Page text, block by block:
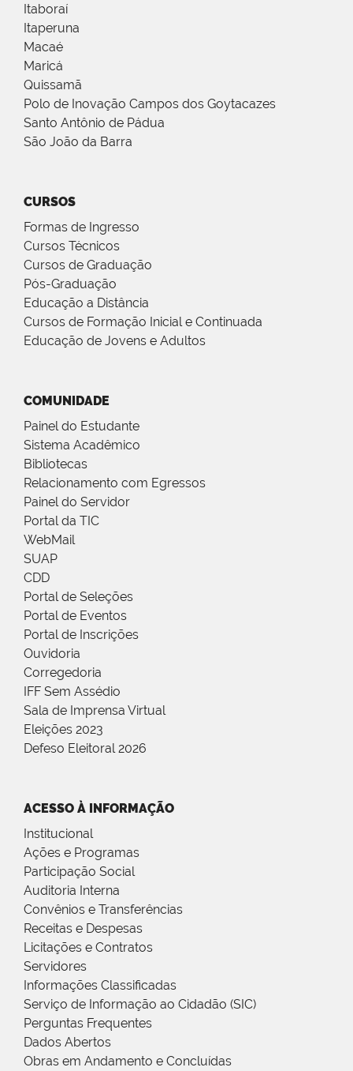
Itaboraí
Itaperuna
Macaé
Maricá
Quissamã
Polo de Inovação Campos dos Goytacazes
Santo Antônio de Pádua
São João da Barra
CURSOS
Formas de Ingresso
Cursos Técnicos
Cursos de Graduação
Pós-Graduação
Educação a Distância
Cursos de Formação Inicial e Continuada
Educação de Jovens e Adultos
COMUNIDADE
Painel do Estudante
Sistema Acadêmico
Bibliotecas
Relacionamento com Egressos
Painel do Servidor
Portal da TIC
WebMail
SUAP
CDD
Portal de Seleções
Portal de Eventos
Portal de Inscrições
Ouvidoria
Corregedoria
IFF Sem Assédio
Sala de Imprensa Virtual
Eleições 2023
Defeso Eleitoral 2026
ACESSO À INFORMAÇÃO
Institucional
Ações e Programas
Participação Social
Auditoria Interna
Convênios e Transferências
Receitas e Despesas
Licitações e Contratos
Servidores
Informações Classificadas
Serviço de Informação ao Cidadão (SIC)
Perguntas Frequentes
Dados Abertos
Obras em Andamento e Concluídas